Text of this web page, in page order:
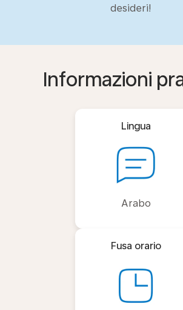
desideri!
Informazioni
Lingua
Arabo
Fusa orario